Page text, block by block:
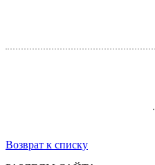
Возврат к списку